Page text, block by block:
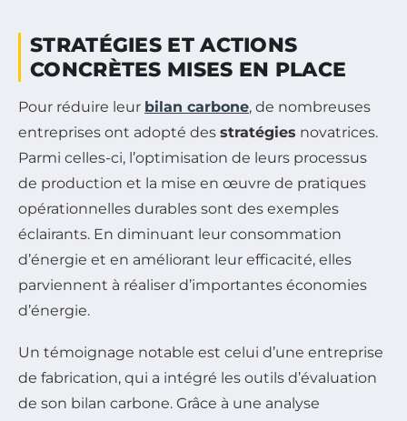
STRATÉGIES ET ACTIONS
CONCRÈTES MISES EN PLACE
Pour réduire leur bilan carbone, de nombreuses
entreprises ont adopté des stratégies novatrices.
Parmi celles-ci, l’optimisation de leurs processus
de production et la mise en œuvre de pratiques
opérationnelles durables sont des exemples
éclairants. En diminuant leur consommation
d’énergie et en améliorant leur efficacité, elles
parviennent à réaliser d’importantes économies
d’énergie.
Un témoignage notable est celui d’une entreprise
de fabrication, qui a intégré les outils d’évaluation
de son bilan carbone. Grâce à une analyse